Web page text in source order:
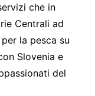
che in
Centrali ad
la pesca su
Slovenia e
del